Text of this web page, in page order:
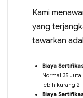
Kami
yang
tawarkan
Biaya
Normal 35
lebih kurang 2
Biaya